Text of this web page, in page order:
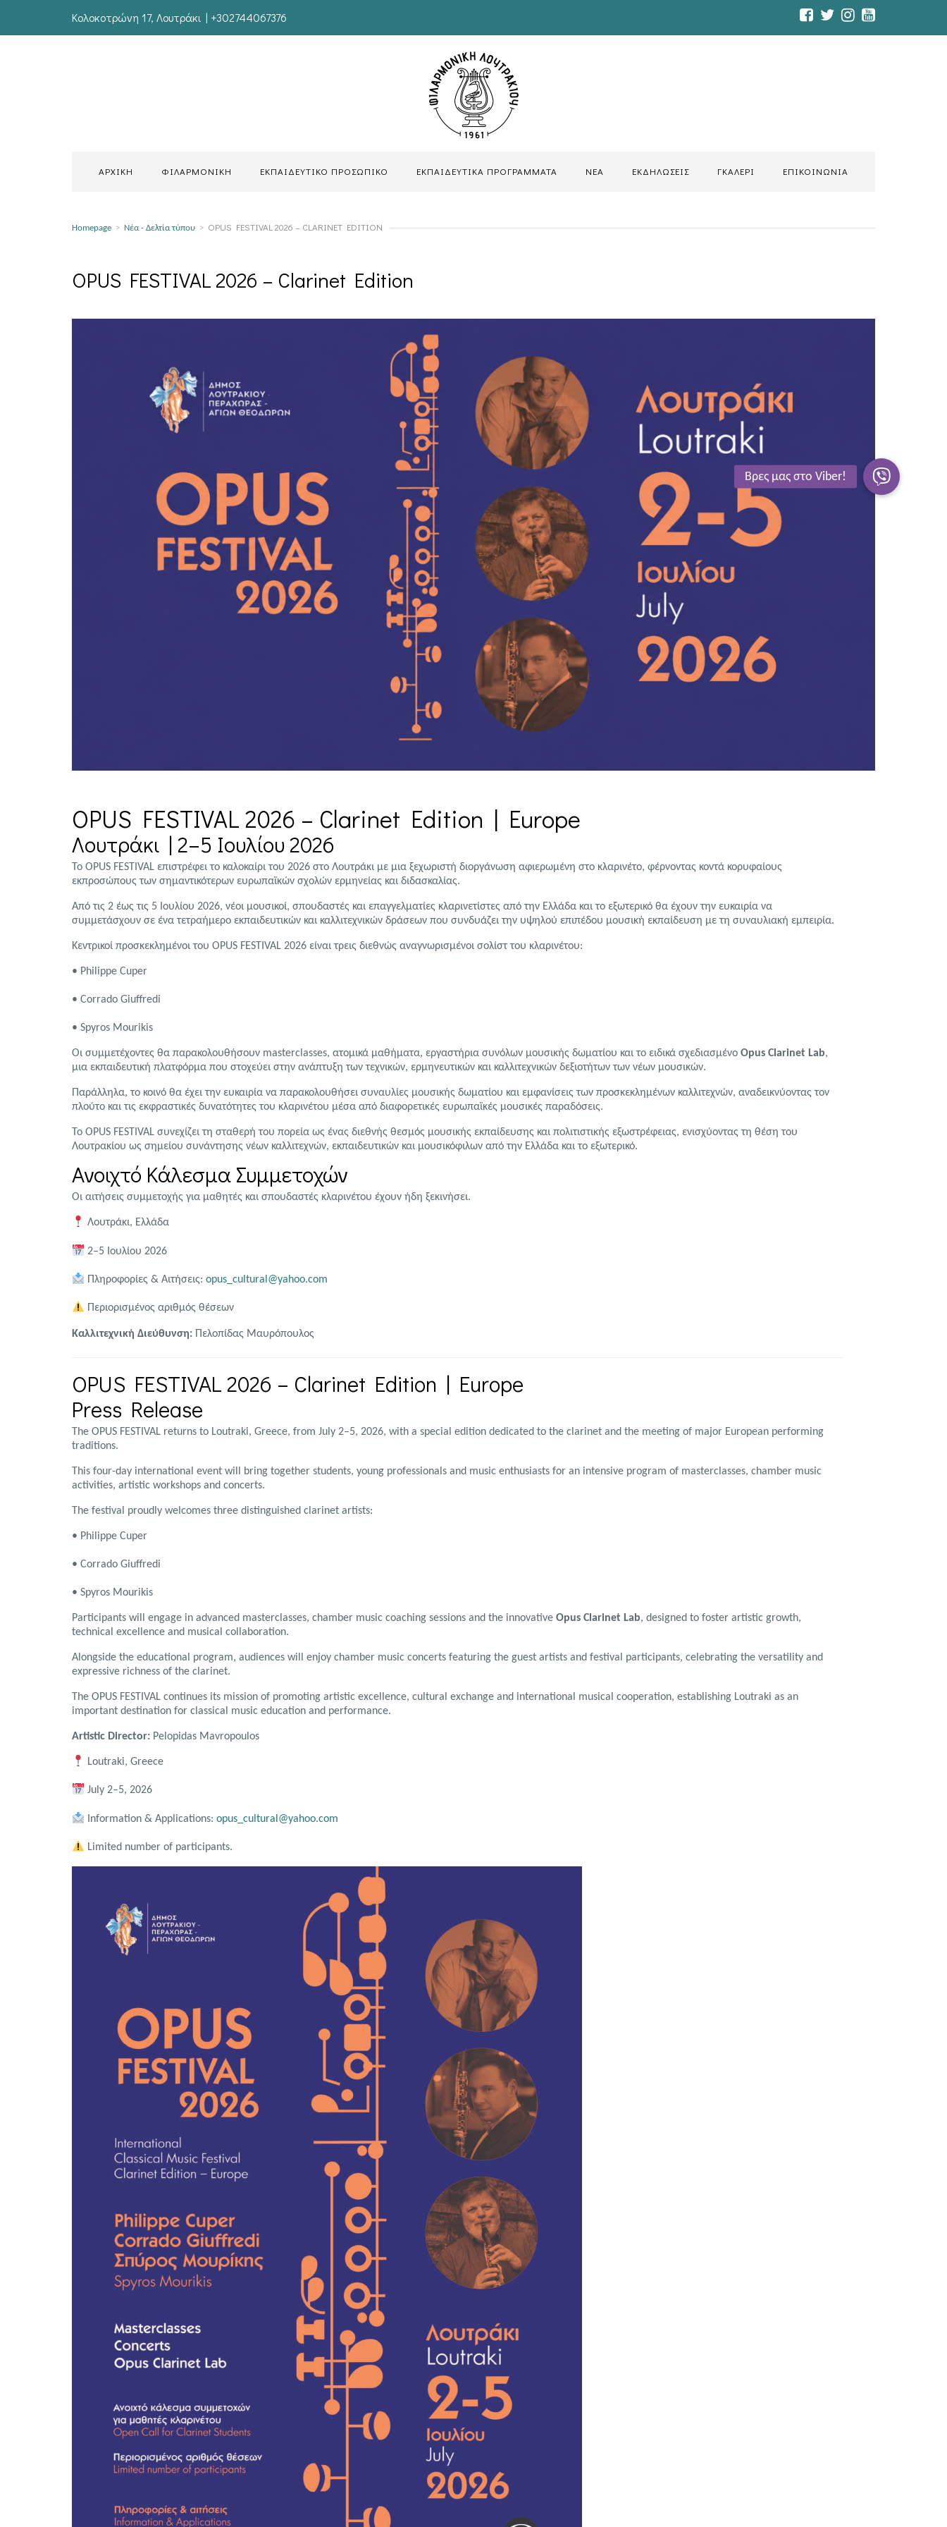
Κολοκοτρώνη 17, Λουτράκι | +302744067376
ΑΡΧΙΚΗ ΦΙΛΑΡΜΟΝΙΚΗ ΕΚΠΑΙΔΕΥΤΙΚΟ ΠΡΟΣΩΠΙΚΟ ΕΚΠΑΙΔΕΥΤΙΚΑ ΠΡΟΓΡΑΜΜΑΤΑ ΝΕΑ ΕΚΔΗΛΩΣΕΙΣ ΓΚΑΛΕΡΙ ΕΠΙΚΟΙΝΩΝΙΑ
Homepage > Νέα - Δελτία τύπου > OPUS FESTIVAL 2026 – CLARINET EDITION
OPUS FESTIVAL 2026 – Clarinet Edition
OPUS FESTIVAL 2026 – Clarinet Edition | Europe
Λουτράκι | 2–5 Ιουλίου 2026
Το OPUS FESTIVAL επιστρέφει το καλοκαίρι του 2026 στο Λουτράκι με μια ξεχωριστή διοργάνωση αφιερωμένη στο κλαρινέτο, φέρνοντας κοντά κορυφαίους
εκπροσώπους των σημαντικότερων ευρωπαϊκών σχολών ερμηνείας και διδασκαλίας.
Από τις 2 έως τις 5 Ιουλίου 2026, νέοι μουσικοί, σπουδαστές και επαγγελματίες κλαρινετίστες από την Ελλάδα και το εξωτερικό θα έχουν την ευκαιρία να
συμμετάσχουν σε ένα τετραήμερο εκπαιδευτικών και καλλιτεχνικών δράσεων που συνδυάζει την υψηλού επιπέδου μουσική εκπαίδευση με τη συναυλιακή εμπειρία.
Κεντρικοί προσκεκλημένοι του OPUS FESTIVAL 2026 είναι τρεις διεθνώς αναγνωρισμένοι σολίστ του κλαρινέτου:
• Philippe Cuper
• Corrado Giuffredi
• Spyros Mourikis
Οι συμμετέχοντες θα παρακολουθήσουν masterclasses, ατομικά μαθήματα, εργαστήρια συνόλων μουσικής δωματίου και το ειδικά σχεδιασμένο Opus Clarinet Lab,
μια εκπαιδευτική πλατφόρμα που στοχεύει στην ανάπτυξη των τεχνικών, ερμηνευτικών και καλλιτεχνικών δεξιοτήτων των νέων μουσικών.
Παράλληλα, το κοινό θα έχει την ευκαιρία να παρακολουθήσει συναυλίες μουσικής δωματίου και εμφανίσεις των προσκεκλημένων καλλιτεχνών, αναδεικνύοντας τον
πλούτο και τις εκφραστικές δυνατότητες του κλαρινέτου μέσα από διαφορετικές ευρωπαϊκές μουσικές παραδόσεις.
Το OPUS FESTIVAL συνεχίζει τη σταθερή του πορεία ως ένας διεθνής θεσμός μουσικής εκπαίδευσης και πολιτιστικής εξωστρέφειας, ενισχύοντας τη θέση του
Λουτρακίου ως σημείου συνάντησης νέων καλλιτεχνών, εκπαιδευτικών και μουσικόφιλων από την Ελλάδα και το εξωτερικό.
Ανοιχτό Κάλεσμα Συμμετοχών
Οι αιτήσεις συμμετοχής για μαθητές και σπουδαστές κλαρινέτου έχουν ήδη ξεκινήσει.
Λουτράκι, Ελλάδα
2–5 Ιουλίου 2026
Πληροφορίες & Αιτήσεις:opus_cultural@yahoo.com
Περιορισμένος αριθμός θέσεων
Καλλιτεχνική Διεύθυνση: Πελοπίδας Μαυρόπουλος
OPUS FESTIVAL 2026 – Clarinet Edition | Europe
Press Release
The OPUS FESTIVAL returns to Loutraki, Greece, from July 2–5, 2026, with a special edition dedicated to the clarinet and the meeting of major European performing
traditions.
This four-day international event will bring together students, young professionals and music enthusiasts for an intensive program of masterclasses, chamber music
activities, artistic workshops and concerts.
The festival proudly welcomes three distinguished clarinet artists:
• Philippe Cuper
• Corrado Giuffredi
• Spyros Mourikis
Participants will engage in advanced masterclasses, chamber music coaching sessions and the innovative Opus Clarinet Lab, designed to foster artistic growth,
technical excellence and musical collaboration.
Alongside the educational program, audiences will enjoy chamber music concerts featuring the guest artists and festival participants, celebrating the versatility and
expressive richness of the clarinet.
The OPUS FESTIVAL continues its mission of promoting artistic excellence, cultural exchange and international musical cooperation, establishing Loutraki as an
important destination for classical music education and performance.
Artistic Director: Pelopidas Mavropoulos
Loutraki, Greece
July 2–5, 2026
Information & Applications:opus_cultural@yahoo.com
Limited number of participants.